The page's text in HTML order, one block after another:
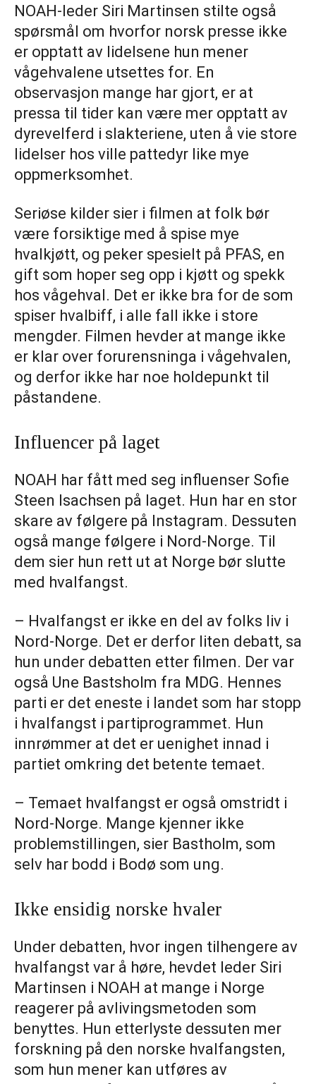
NOAH-leder Siri Martinsen stilte også
spørsmål om hvorfor norsk presse ikke
er opptatt av lidelsene hun mener
vågehvalene utsettes for. En
observasjon mange har gjort, er at
pressa til tider kan være mer opptatt av
dyrevelferd i slakteriene, uten å vie store
lidelser hos ville pattedyr like mye
oppmerksomhet.
Seriøse kilder sier i filmen at folk bør
være forsiktige med å spise mye
hvalkjøtt, og peker spesielt på PFAS, en
gift som hoper seg opp i kjøtt og spekk
hos vågehval. Det er ikke bra for de som
spiser hvalbiff, i alle fall ikke i store
mengder. Filmen hevder at mange ikke
er klar over forurensninga i vågehvalen,
og derfor ikke har noe holdepunkt til
påstandene.
Influencer på laget
NOAH har fått med seg influenser Sofie
Steen Isachsen på laget. Hun har en stor
skare av følgere på Instagram. Dessuten
også mange følgere i Nord-Norge. Til
dem sier hun rett ut at Norge bør slutte
med hvalfangst.
– Hvalfangst er ikke en del av folks liv i
Nord-Norge. Det er derfor liten debatt, sa
hun under debatten etter filmen. Der var
også Une Bastsholm fra MDG. Hennes
parti er det eneste i landet som har stopp
i hvalfangst i partiprogrammet. Hun
innrømmer at det er uenighet innad i
partiet omkring det betente temaet.
– Temaet hvalfangst er også omstridt i
Nord-Norge. Mange kjenner ikke
problemstillingen, sier Bastholm, som
selv har bodd i Bodø som ung.
Ikke ensidig norske hvaler
Under debatten, hvor ingen tilhengere av
hvalfangst var å høre, hevdet leder Siri
Martinsen i NOAH at mange i Norge
reagerer på avlivingsmetoden som
benyttes. Hun etterlyste dessuten mer
forskning på den norske hvalfangsten,
som hun mener kan utføres av